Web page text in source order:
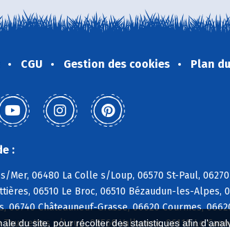
du site, pour récolter des statistiques afin
CGU Gestion des cookies Plan
:
Mer, 06480 La Colle s/Loup, 06570 St-Paul,
06510 Le Broc, 06510 Bézaudun-les-Alpes,
06740 Châteauneuf-Grasse, 06620 Courmes,
s/Loup, 06560 Valbonne, 06110 Le